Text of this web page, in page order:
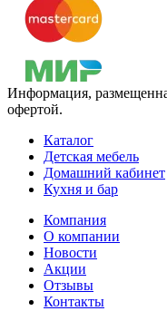
Информация,
офертой.
Каталог
Детская мебель
Домашний кабинет
Кухня и бар
Компания
О компании
Новости
Акции
Отзывы
Контакты